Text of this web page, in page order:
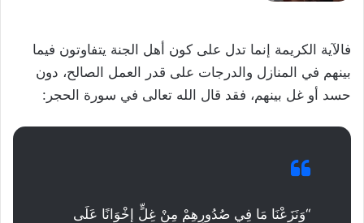
فالآية الكريمة إنما تدل على كون أهل الجنة يتفاوتون فيما
بينهم في المنازل والدرجات على قدر العمل الصالح، دون
حسد أو غل بينهم، فقد قال الله تعالى في سورة الحجر:
“وَنَزَعْنَا مَا فِي صُدُورِهِمْ مِنْ غِلٍّ إِخْوَانًا عَلَى